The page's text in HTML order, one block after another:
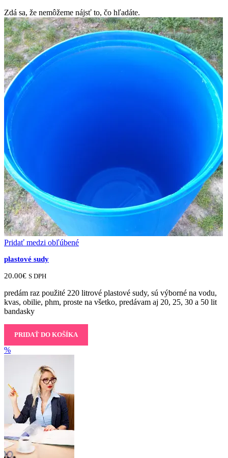
Zdá sa, že nemôžeme nájsť to, čo hľadáte.
Pridať medzi obľúbené
plastové sudy
20.00€ S DPH
predám raz použité 220 litrové plastové sudy, sú výborné na vodu,
kvas, obilie, phm, proste na všetko, predávam aj 20, 25, 30 a 50 lit
bandasky
PRIDAŤ DO KOŠÍKA
%